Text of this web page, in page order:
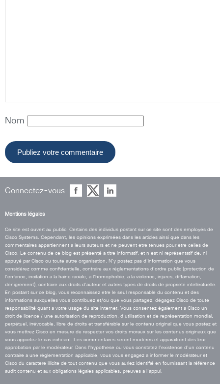
Nom
Connectez-vous
Mentions légales
Ce site est ouvert au public. Certains des individus postant sur ce site sont des employés de
Cisco Systems. Cependant, les opinions exprimées dans les articles ainsi que dans les
commentaires appartiennent a leurs auteurs et ne peuvent etre tenues pour etre celles de
Cisco. Le contenu de ce blog est présenté a titre informatif, et n’est ni représentatif de, ni
appuyé par Cisco ou toute autre organisation. N’y postez pas d’information que vous
considérez comme confidentielle, contraire aux réglementations d’ordre public (protection de
l’enfance, incitation a la haine raciale, a l’homophobie, a la violence, injures, diffamation,
dénigrement), contraire aux droits d’auteur et autres types de droits de propriété intellectuelle.
En postant sur ce blog, vous reconnaissez etre le seul responsable du contenu et des
informations auxquelles vous contribuez et/ou que vous partagez, dégagez Cisco de toute
responsabilité quant a votre usage du site internet. Vous consentez également a Cisco un
droit de licence / une autorisation de reproduction, d’utilisation et de représentation mondial,
perpétuel, irrévocable, libre de droits et transférable sur le contenu original que vous postez et
vous mettrez Cisco en mesure de respecter vos droits moraux sur les contenus originaux que
vous apportez le cas échéant. Les commentaires seront modérés et apparaitront des leur
approbation par le modérateur. Dans l’hypothese ou vous constatez l’existence d’un contenu
contraire a une réglementation applicable, vous vous engagez a informer le modérateur et
Cisco du caractere illicite de tout contenu que vous auriez identifié en fournissant la référence
audit contenu et aux obligations légales applicables, preuves a l’appui.